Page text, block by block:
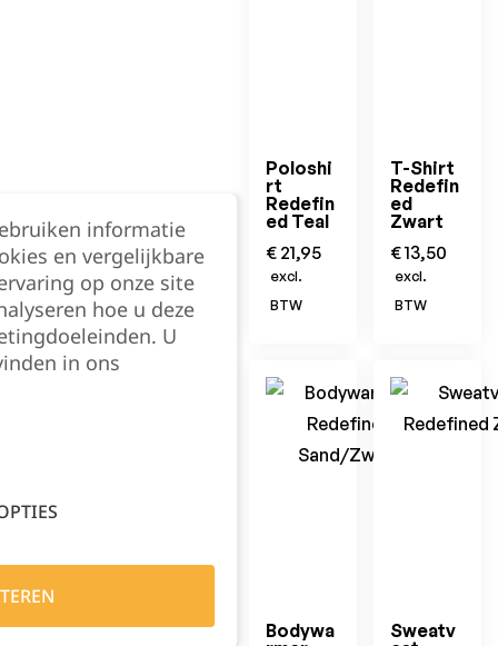
Poloshi
rt
Redefin
ed Teal
€ 21,95
excl.
BTW
T-Shirt
Redefin
ed
Zwart
€13,50
excl.
BTW
Bodywa
Sweatv
informatie
en vergelijkbare
op onze site
hoe u deze
U
in ons